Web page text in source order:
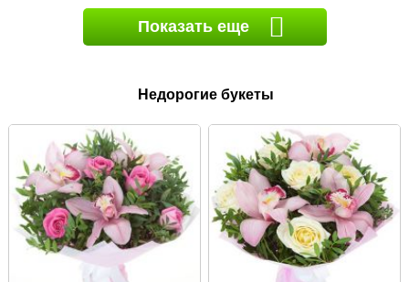
Показать еще
Недорогие букеты